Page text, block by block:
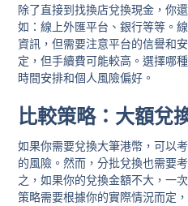
除了直接到找換店兌換現金，你
如：線上外匯平台、銀行等等。
資訊，但需要注意平台的信譽和
定，但手續費可能較高。選擇哪
時間安排和個人風險偏好。
比較策略：大額兌
如果你需要兌換大筆港幣，可以
的風險。然而，分批兌換也需要
之，如果你的兌換金額不大，一
策略需要根據你的實際情況而定